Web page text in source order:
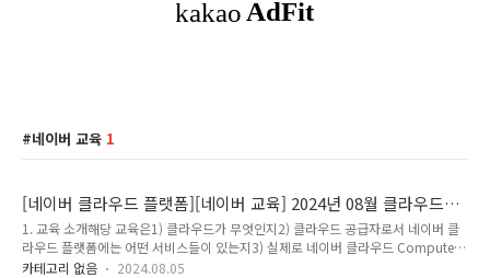
네이버 교육 1
[네이버 클라우드 플랫폼][네이버 교육] 2024년 08월 클라우드
핸즈온 랩 후기
1. 교육 소개해당 교육은1) 클라우드가 무엇인지2) 클라우드 공급자로서 네이버 클
라우드 플랫폼에는 어떤 서비스들이 있는지3) 실제로 네이버 클라우드 Compute,
Network 서비스를 직접 경험해보는수업이라고 정리해드릴 수 있습니다. 해당 교육
카테고리 없음 2024.08.05